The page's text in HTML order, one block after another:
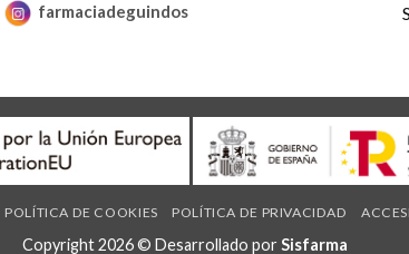
farmaciadeguindos
POLÍTICA DE COOKIES POLÍTICA DE PRIVACIDAD
Copyright 2026 © Desarrollado por Sisfarma